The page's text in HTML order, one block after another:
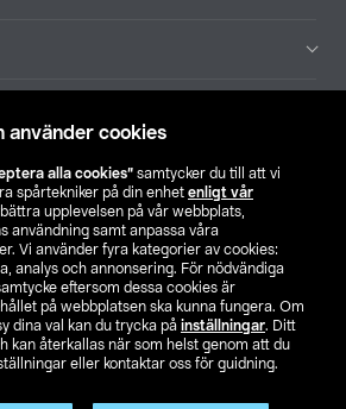
använder cookies
alla cookies” samtycker du till att vi
spårtekniker på din enhet enligt vår
upplevelsen på vår webbplats,
användning samt anpassa våra
Vi använder fyra kategorier av cookies:
analys och annonsering. För nödvändiga
eftersom dessa cookies är
på webbplatsen ska kunna fungera. Om
dina val kan du trycka på inställningar. Ditt
kan återkallas när som helst genom att du
eller kontaktar oss för guidning.
Hitta butik
SE NO FI